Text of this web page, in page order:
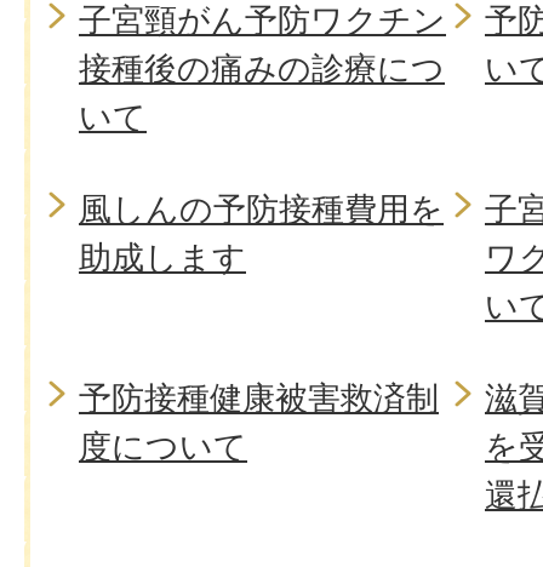
子宮頸がん予防ワクチン
接種後の痛みの診療につ
いて
予
い
風しんの予防接種費用を
助成します
子
ワ
い
予防接種健康被害救済制
度について
滋
を
還